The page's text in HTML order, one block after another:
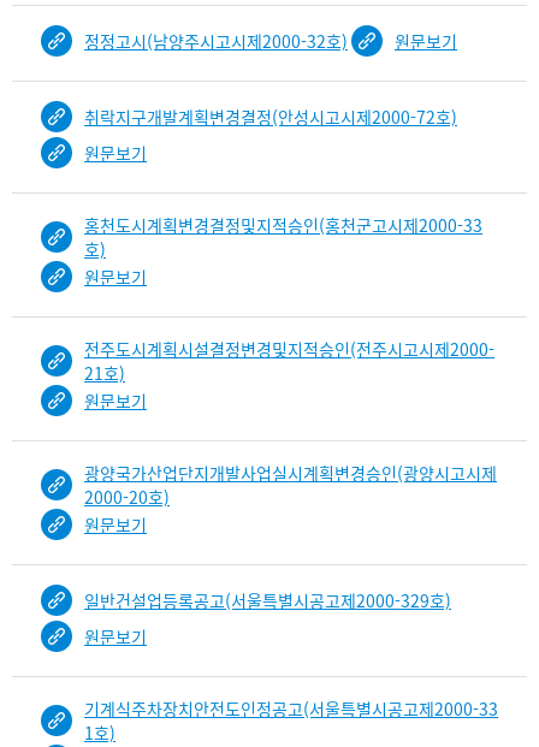
정정고시(남양주시고시제2000-32호) 원문보기
취락지구개발계획변경결정(안성시고시제2000-72호)
원문보기
홍천도시계획변경결정및지적승인(홍천군고시제2000-33
호)
원문보기
전주도시계획시설결정변경및지적승인(전주시고시제2000-
21호)
원문보기
광양국가산업단지개발사업실시계획변경승인(광양시고시제
2000-20호)
원문보기
일반건설업등록공고(서울특별시공고제2000-329호)
원문보기
기계식주차장치안전도인정공고(서울특별시공고제2000-33
1호)